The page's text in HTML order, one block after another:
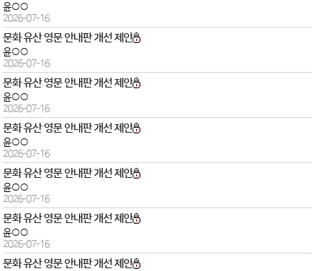
윤○○
2026-07-16
문화 유산 영문 안내판 개선 제안
윤○○
2026-07-16
문화 유산 영문 안내판 개선 제안
윤○○
2026-07-16
문화 유산 영문 안내판 개선 제안
윤○○
2026-07-16
문화 유산 영문 안내판 개선 제안
윤○○
2026-07-16
문화 유산 영문 안내판 개선 제안
윤○○
2026-07-16
문화 유산 영문 안내판 개선 제안